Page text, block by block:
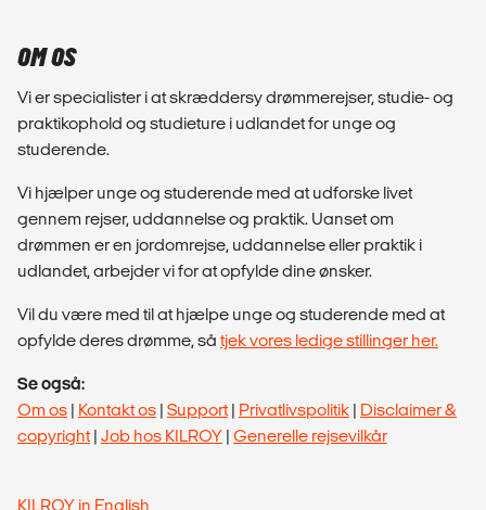
OM OS
Vi er specialister i at skræddersy drømmerejser, studie- og
praktikophold og studieture i udlandet for unge og
studerende.
Vi hjælper unge og studerende med at udforske livet
gennem rejser, uddannelse og praktik. Uanset om
drømmen er en jordomrejse, uddannelse eller praktik i
udlandet, arbejder vi for at opfylde dine ønsker.
Vil du være med til at hjælpe unge og studerende med at
opfylde deres drømme, så tjek vores ledige stillinger her.
Se også:
Om os | Kontakt os | Support| Privatlivspolitik | Disclaimer &
copyright| Job hos KILROY | Generelle rejsevilkår
KILROY in English